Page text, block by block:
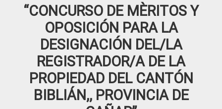
“CONCURSO DE MÈRITOS Y
OPOSICIÓN PARA LA
DESIGNACIÓN DEL/LA
REGISTRADOR/A DE LA
PROPIEDAD DEL CANTÓN
BIBLIÁN,, PROVINCIA DE